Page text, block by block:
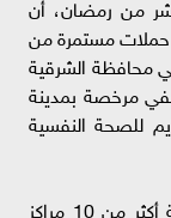
حملات مستمرة من
محافظة الشرقية
مرخصة بمدينة
للصحة النفسية
وأضاف، انه خلال الفترة الماضية تم مداهمة أكثر من 10 مراكز